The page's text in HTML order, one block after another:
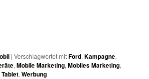
|Verschlagwortet mitFord,Kampagne,
,Mobile Marketing,Mobiles Marketing,
Tablet,Werbung